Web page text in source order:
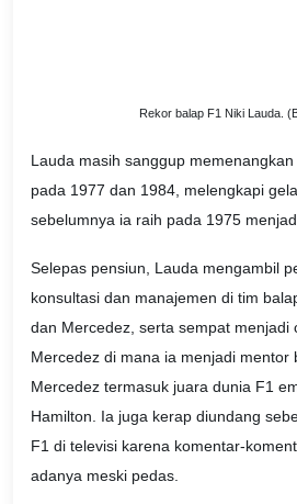
Rekor balap F1 Niki Lauda.
Lauda masih sanggup
pada 1977 dan 1984, melengkapi
sebelumnya ia raih pada 1975
Selepas pensiun, Lauda mengambil
konsultasi dan manajemen di tim
dan Mercedez, serta sempat menjadi
Mercedez di mana ia menjadi mentor
Mercedez termasuk juara dunia F1
Hamilton. Ia juga kerap diundang
F1 di televisi karena komentar-
adanya meski pedas